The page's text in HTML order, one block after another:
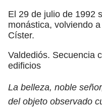
El 29 de julio de 1992
monástica, volviendo
Císter.
Valdediós. Secuencia
edificios
La belleza, noble
del objeto observado